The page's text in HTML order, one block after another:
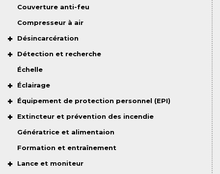
Couverture anti-feu
Compresseur à air
Désincarcération
Détection et recherche
Échelle
Éclairage
Équipement de protection personnel (EPI)
Extincteur et prévention des incendie
Génératrice et alimentaion
Formation et entraînement
Lance et moniteur